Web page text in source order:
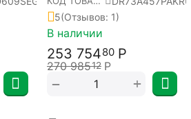
крышных котелен
[DR73A457PAKRU]
5(Отзывов: 1)
В наличии
253 75480 Р
270 98512 Р
+
−